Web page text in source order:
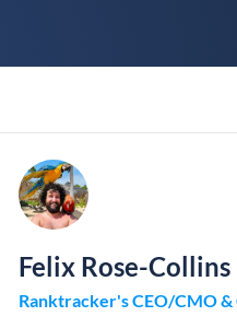
Felix Rose-Collins
Ranktracker's CEO/CMO